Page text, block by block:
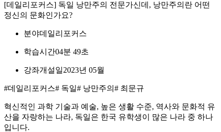
[데일리포커스] 독일 낭만주의 전문가신데, 낭만주의란 어떤
정신의 문화인가요?
분야데일리포커스
학습시간04분 49초
강좌개설일2023년 05월
#데일리포커스# 독일# 낭만주의 # 최문규
혁신적인 과학 기술과 예술, 높은 생활 수준, 역사와 문화적 유
산을 자랑하는 나라, 독일은 한국 유학생이 많은 나라 중 하나
입니다.